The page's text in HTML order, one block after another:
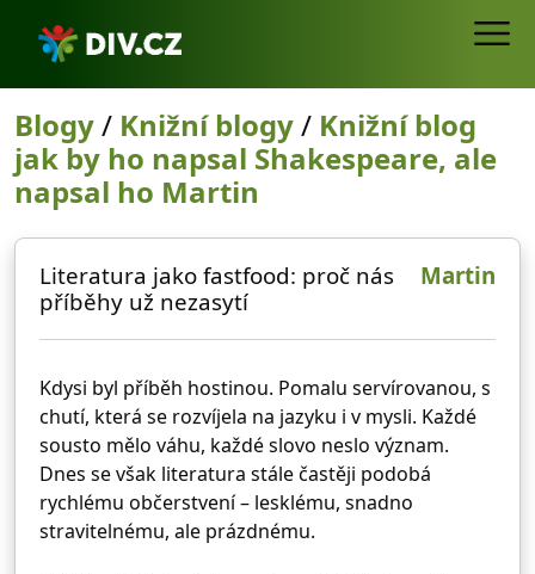
Blogy/ Knižní blogy/ Knižní blog
jak by ho napsal Shakespeare, ale
napsal ho Martin
Literatura jako fastfood: proč nás
příběhy už nezasytí
Martin
Kdysi byl příběh hostinou. Pomalu servírovanou, s
chutí, která se rozvíjela na jazyku i v mysli. Každé
sousto mělo váhu, každé slovo neslo význam.
Dnes se však literatura stále častěji podobá
rychlému občerstvení – lesklému, snadno
stravitelnému, ale prázdnému.